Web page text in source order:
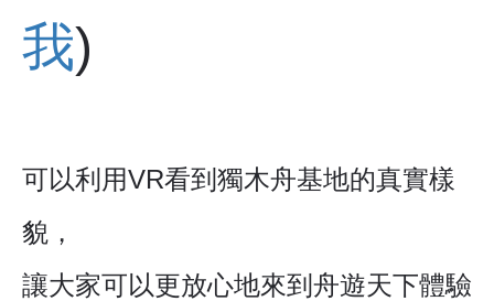
我)
可以利用VR看到獨木舟基地的真實樣
貌，
讓大家可以更放心地來到舟遊天下體驗